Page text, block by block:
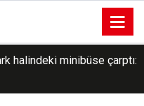
halindeki minibüse çarptı:
saldırı düzenlendi